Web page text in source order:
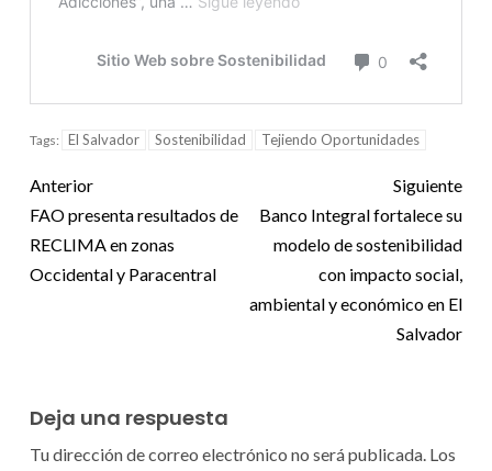
Tags: El Salvador Sostenibilidad Tejiendo Oportunidades
Anterior
FAO presenta resultados de
RECLIMA en zonas
Occidental y Paracentral
Siguiente
Banco Integral fortalece su
modelo de sostenibilidad
con impacto social,
ambiental y económico en El
Salvador
Deja una respuesta
Tu dirección de correo electrónico no será publicada. Los